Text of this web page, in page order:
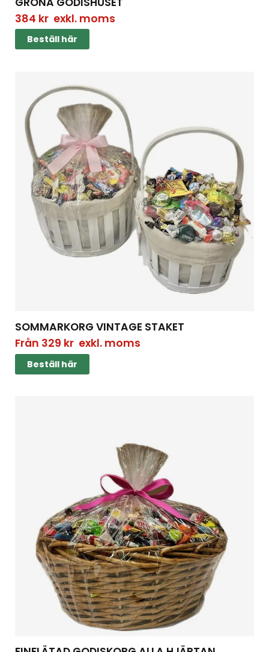
384 krexkl. moms
Beställ här
SOMMARKORG VINTAGE STAKET
Från 329 krexkl. moms
Beställ här